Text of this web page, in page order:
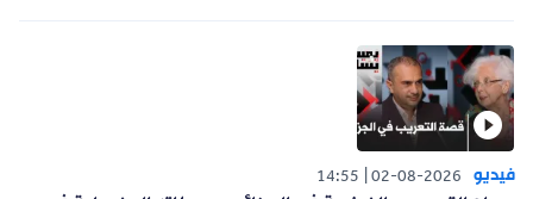
فيديو 02-08-2026
14:55